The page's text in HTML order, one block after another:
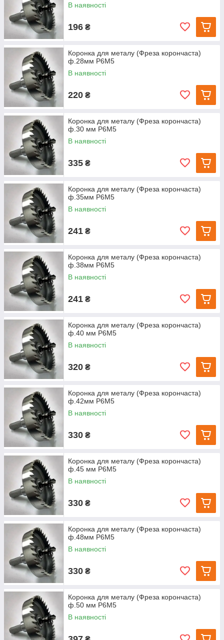
В наявності
196 ₴
Коронка для металу (Фреза корончаста)
ф.28мм Р6М5
В наявності
220 ₴
Коронка для металу (Фреза корончаста)
ф.30 мм Р6М5
В наявності
335 ₴
Коронка для металу (Фреза корончаста)
ф.35мм Р6М5
В наявності
241 ₴
Коронка для металу (Фреза корончаста)
ф.38мм Р6М5
В наявності
241 ₴
Коронка для металу (Фреза корончаста)
ф.40 мм Р6М5
В наявності
320 ₴
Коронка для металу (Фреза корончаста)
ф.42мм Р6М5
В наявності
330 ₴
Коронка для металу (Фреза корончаста)
ф.45 мм Р6М5
В наявності
330 ₴
Коронка для металу (Фреза корончаста)
ф.48мм Р6М5
В наявності
330 ₴
Коронка для металу (Фреза корончаста)
ф.50 мм Р6М5
В наявності